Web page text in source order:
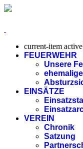
current-item
FEUERWEHR
Unsere
EINSÄTZE
VEREIN
Chronik
Satzung